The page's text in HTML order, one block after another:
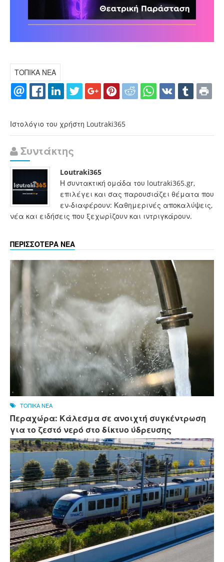
ΤΟΠΙΚΑ ΝΕΑ
Ιστολόγιο του χρήστη Loutraki365
Συντάκτης
Loutraki365
Η συντακτική ομάδα του loutraki365.gr,
επιλέγει και σας παρουσιάζει θέματα που
εν-διαφέρουν: Καθημερινές αποκαλύψεις,
νέα και ειδήσεις που ξεχωρίζουν και ιντριγκάρουν.
ΠΕΡΙΣΣΟΤΕΡΑ ΝΕΑ
ΤΟΠΙΚΑ ΝΕΑ
Περαχώρα: Κάλεσμα σε ανοιχτή συγκέντρωση
για το ζεστό νερό στο δίκτυο ύδρευσης